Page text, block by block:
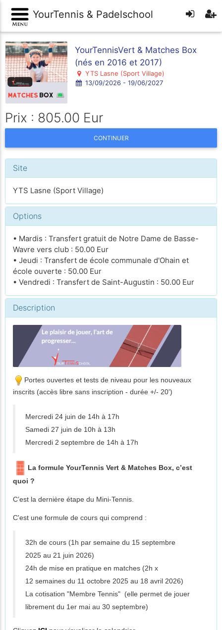
YourTennis & Padelschool
YourTennisVert & Matches Box
(nés en 2016 et 2017)
YTS Lasne (Sport Village)
13/09/2026 - 19/06/2027
Prix : 805.00 Eur
CONTINUER
Site
YTS Lasne (Sport Village)
Options
• Mardis : Transfert gratuit de Notre Dame de Basse-
Wavre vers club : 50.00 Eur
• Jeudi : Transfert de école communale d'Ohain et
école ouverte : 50.00 Eur
• Vendredi : Transfert de Saint-Augustin : 50.00 Eur
Description
Portes ouvertes et tests de niveau pour les nouveaux
inscrits (accès libre sans inscription - durée +/- 20')
Mercredi 24 juin de 14h à 17h
Samedi 27 juin de 10h à 13h
Mercredi 2 septembre de 14h à 17h
La formule YourTennis Vert & Matches Box, c’est
quoi ?
C’est la dernière étape du Mini-Tennis.
C'est une formule de cours qui comprend :
32h de cours (1h par semaine du 15 septembre
2025 au 21 juin 2026)
24h de mise en pratique en matches (2h x
12 semaines du 11 octobre 2025 au 18 avril 2026)
La cotisation "Membre Tennis" (elle permet de jouer
librement du 1er mai au 30 septembre)